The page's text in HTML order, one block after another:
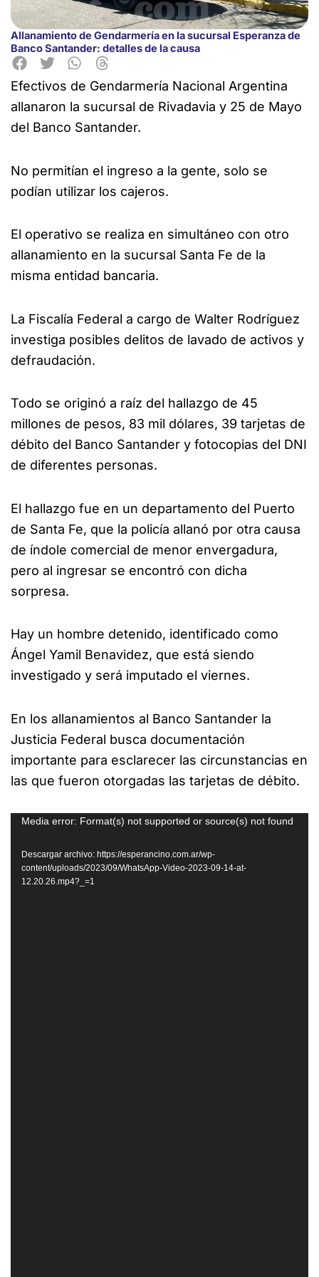
Allanamiento de Gendarmería en la sucursal Esperanza de
Banco Santander: detalles de la causa
Efectivos de Gendarmería Nacional Argentina
allanaron la sucursal de Rivadavia y 25 de Mayo
del Banco Santander.
No permitían el ingreso a la gente, solo se
podían utilizar los cajeros.
El operativo se realiza en simultáneo con otro
allanamiento en la sucursal Santa Fe de la
misma entidad bancaria.
La Fiscalía Federal a cargo de Walter Rodríguez
investiga posibles delitos de lavado de activos y
defraudación.
Todo se originó a raíz del hallazgo de 45
millones de pesos, 83 mil dólares, 39 tarjetas de
débito del Banco Santander y fotocopias del DNI
de diferentes personas.
El hallazgo fue en un departamento del Puerto
de Santa Fe, que la policía allanó por otra causa
de índole comercial de menor envergadura,
pero al ingresar se encontró con dicha
sorpresa.
Hay un hombre detenido, identificado como
Ángel Yamil Benavidez, que está siendo
investigado y será imputado el viernes.
En los allanamientos al Banco Santander la
Justicia Federal busca documentación
importante para esclarecer las circunstancias en
las que fueron otorgadas las tarjetas de débito.
Reproductor
vídeo
Media error: Format(s) not supported or source(s) not found
Descargar archivo: https://esperancino.com.ar/wp-
content/uploads/2023/09/WhatsApp-Video-2023-09-14-at-
12.20.26.mp4?_=1